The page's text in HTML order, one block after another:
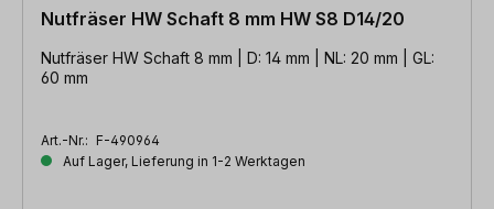
Nutfräser HW Schaft 8 mm HW S8 D14/20
Nutfräser HW Schaft 8 mm | D: 14 mm | NL: 20 mm | GL:
60 mm
Art.-Nr.: F-490964
Auf Lager, Lieferung in 1-2 Werktagen